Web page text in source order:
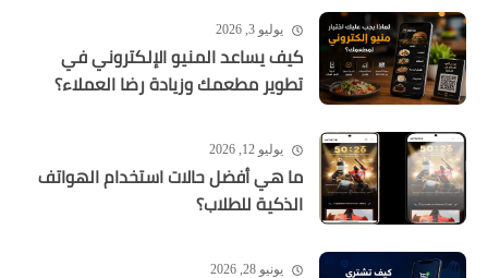
يوليو 3, 2026
كيف يساعد المنيو الإلكتروني في
تطوير مطعمك وزيادة رضا العملاء؟
يوليو 12, 2026
ما هي أفضل حالات استخدام الهواتف
الذكية للطلاب؟
يونيو 28, 2026